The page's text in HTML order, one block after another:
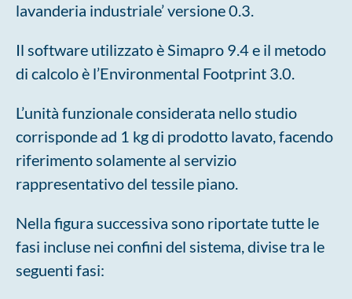
lavanderia industriale’ versione 0.3.
Il software utilizzato è Simapro 9.4 e il metodo
di calcolo è l’Environmental Footprint 3.0.
L’unità funzionale considerata nello studio
corrisponde ad 1 kg di prodotto lavato, facendo
riferimento solamente al servizio
rappresentativo del tessile piano.
Nella figura successiva sono riportate tutte le
fasi incluse nei confini del sistema, divise tra le
seguenti fasi: